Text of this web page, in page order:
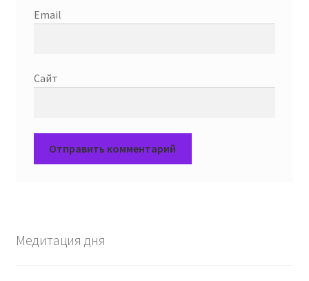
Email
Сайт
Медитация дня